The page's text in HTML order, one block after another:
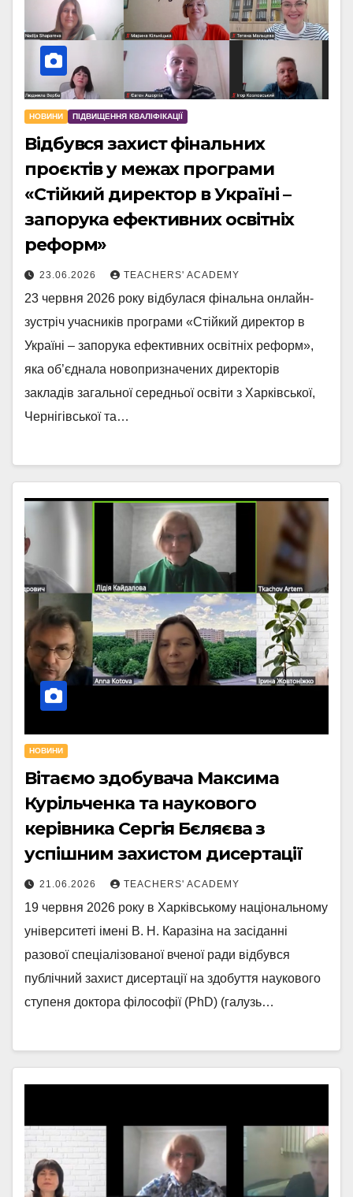
НОВИНИ ПІДВИЩЕННЯ КВАЛІФІКАЦІЇ
Відбувся захист фінальних
проєктів у межах програми
«Стійкий директор в Україні –
запорука ефективних освітніх
реформ»
23.06.2026 TEACHERS' ACADEMY
23 червня 2026 року відбулася фінальна онлайн-
зустріч учасників програми «Стійкий директор в
Україні – запорука ефективних освітніх реформ»,
яка об’єднала новопризначених директорів
закладів загальної середньої освіти з Харківської,
Чернігівської та…
НОВИНИ
Вітаємо здобувача Максима
Курільченка та наукового
керівника Сергія Бєляєва з
успішним захистом дисертації
21.06.2026 TEACHERS' ACADEMY
19 червня 2026 року в Харківському національному
університеті імені В. Н. Каразіна на засіданні
разової спеціалізованої вченої ради відбувся
публічний захист дисертації на здобуття наукового
ступеня доктора філософії (PhD) (галузь…